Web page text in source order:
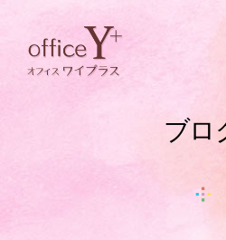
ブロ